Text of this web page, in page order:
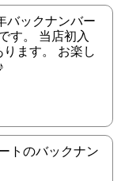
バックナンバー
す。 当店初入
ます。 お楽し
トのバックナン